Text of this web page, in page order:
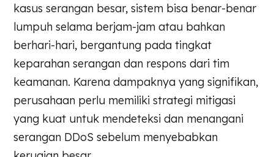
kasus serangan besar, sistem bisa benar-benar
lumpuh selama berjam-jam atau bahkan
berhari-hari, bergantung pada tingkat
keparahan serangan dan respons dari tim
keamanan. Karena dampaknya yang signifikan,
perusahaan perlu memiliki strategi mitigasi
yang kuat untuk mendeteksi dan menangani
serangan DDoS sebelum menyebabkan